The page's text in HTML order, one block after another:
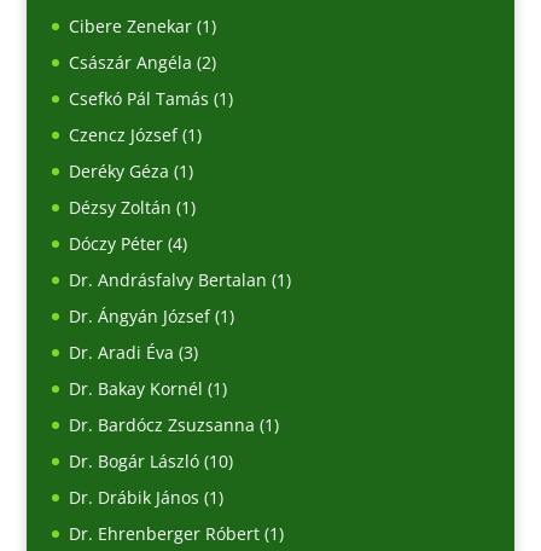
Cibere Zenekar(1)
Császár Angéla (2)
Csefkó Pál Tamás (1)
Czencz József(1)
Deréky Géza (1)
Dézsy Zoltán (1)
Dóczy Péter(4)
Dr. Andrásfalvy Bertalan (1)
Dr. Ángyán József(1)
Dr. Aradi Éva (3)
Dr. Bakay Kornél (1)
Dr. Bardócz Zsuzsanna (1)
Dr. Bogár László(10)
Dr. Drábik János (1)
Dr. Ehrenberger Róbert(1)